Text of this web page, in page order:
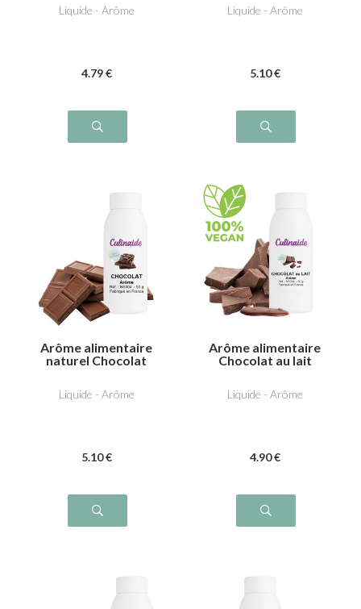
Liquide - Arôme
4.79 €
Liquide - Arôme
5.10 €
Arôme alimentaire
naturel Chocolat
Liquide - Arôme
5.10 €
Arôme alimentaire
Chocolat au lait
Liquide - Arôme
4.90 €